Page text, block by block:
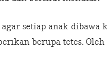
setiap anak dibawa
berupa tetes.